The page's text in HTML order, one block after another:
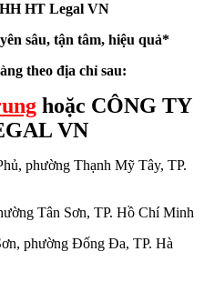
HT Legal VN
sâu, tận tâm, hiệu quả*
theo địa chỉ sau:
hoặc CÔNG TY
VN
phường Thạnh Mỹ Tây, TP.
Tân Sơn, TP. Hồ Chí Minh
phường Đống Đa, TP. Hà